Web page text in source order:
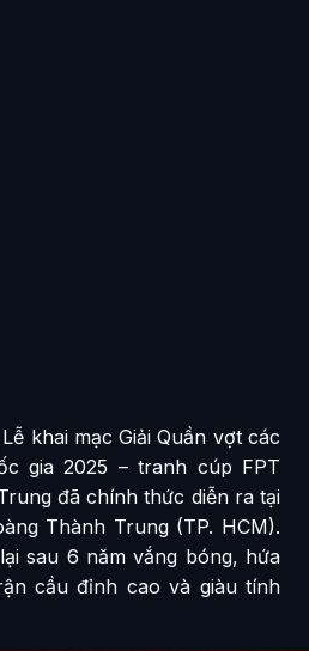
khai mạc Giải Quần vợt các
gia 2025 – tranh cúp FPT
đã chính thức diễn ra tại
Thành Trung (TP. HCM).
sau 6 năm vắng bóng, hứa
cầu đỉnh cao và giàu tính